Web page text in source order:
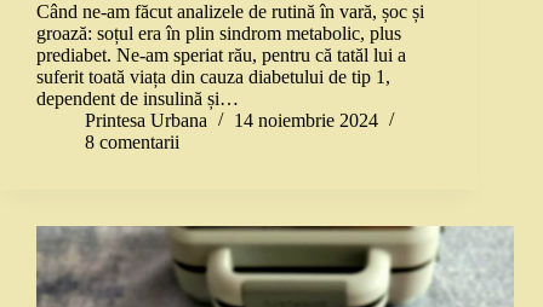
Când ne-am făcut analizele de rutină în vară, șoc și
groază: soțul era în plin sindrom metabolic, plus
prediabet. Ne-am speriat rău, pentru că tatăl lui a
suferit toată viața din cauza diabetului de tip 1,
dependent de insulină și…
Printesa Urbana
14 noiembrie 2024
8 comentarii